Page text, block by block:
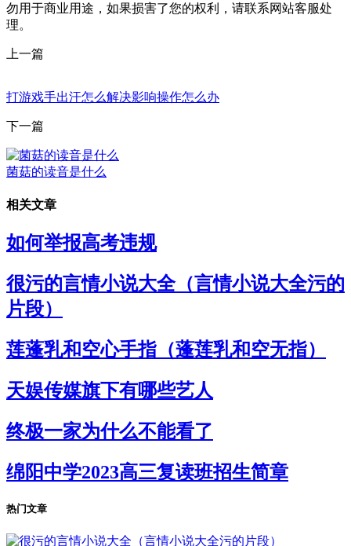
勿用于商业用途，如果损害了您的权利，请联系网站客服处
理。
上一篇
打游戏手出汗怎么解决影响操作怎么办
下一篇
菌菇的读音是什么
相关文章
如何举报高考违规
很污的言情小说大全（言情小说大全污的
片段）
莲蓬乳和空心手指（蓬莲乳和空无指）
天娱传媒旗下有哪些艺人
终极一家为什么不能看了
绵阳中学2023高三复读班招生简章
热门文章